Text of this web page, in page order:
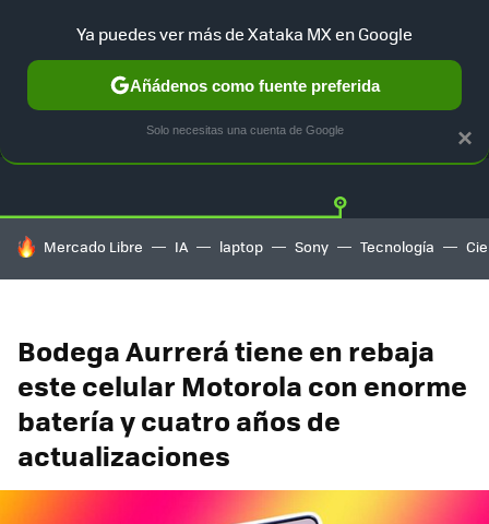
GUÍA DE COMPRAS MERCADO LIBRE
HOY SE HABLA DE
Mercado Libre IA laptop Sony Tecnología
Bodega Aurrerá tiene en rebaja
este celular Motorola con enorme
batería y cuatro años de
actualizaciones
×
Ya puedes ver más de Xataka MX en Google
Añádenos como fuente preferida
Solo necesitas una cuenta de Google